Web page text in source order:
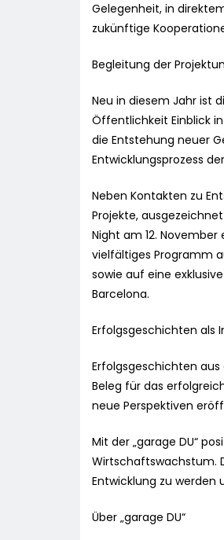
Gelegenheit, in
zukünftige
Begleitung der
Neu in diesem Jahr ist
Öffentlichkeit Einblick
die Entstehung neuer
Entwicklungsprozess
Neben Kontakten zu
Projekte,
Night am 12.
vielfältiges Programm
sowie auf eine
Barcelona.
Erfolgsgeschichten als
Erfolgsgeschichten
Beleg für das
neue Perspektiven
Mit der „garage DU“
Wirtschaftswachstum.
Entwicklung zu
Über „garage DU“